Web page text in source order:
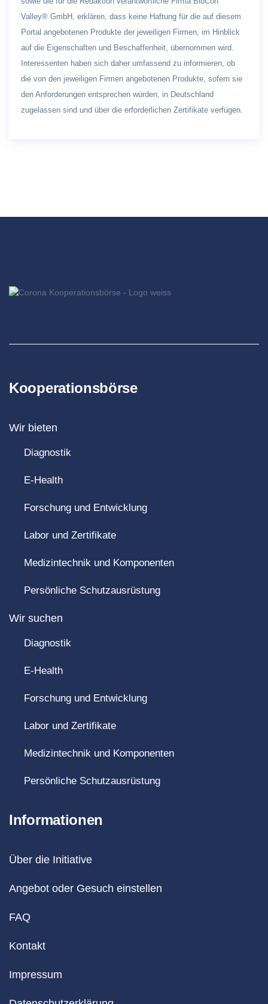
Valley® GmbH, erklären, dass keine Haftung für die auf diesem
Portal angebotenen Produkte der jeweiligen Firmen, im Hinblick
auf die Eigenschaften und Beschaffenheit, übernommen wird.
Interessenten haben sich daher umfassend zu informieren, ob
die von den jeweiligen Firmen angebotenen Produkte, sofern sie
den Anforderungen entsprechen würden, in Deutschland
zugelassen sind und über die erforderlichen Zertifikate verfügen.
Kooperationsbörse
Wir bieten
Diagnostik
E-Health
Forschung und Entwicklung
Labor und Zertifikate
Medizintechnik und Komponenten
Persönliche Schutzausrüstung
Wir suchen
Diagnostik
E-Health
Forschung und Entwicklung
Labor und Zertifikate
Medizintechnik und Komponenten
Persönliche Schutzausrüstung
Informationen
Über die Initiative
Angebot oder Gesuch einstellen
FAQ
Kontakt
Impressum